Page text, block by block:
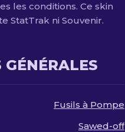
les conditions. Ce skin
StatTrak ni Souvenir.
Fusils à Pompe
Sawed-off